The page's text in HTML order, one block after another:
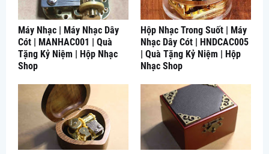
Máy Nhạc | Máy Nhạc Dây
Cót | MANHAC001 | Quà
Tặng Kỷ Niệm | Hộp Nhạc
Shop
Hộp Nhạc Trong Suốt | Máy
Nhạc Dây Cót | HNDCAC005
| Quà Tặng Kỷ Niệm | Hộp
Nhạc Shop